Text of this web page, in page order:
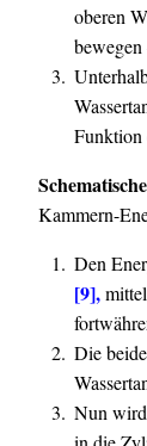
oberen
Funktion
Kammern-
Den
[9],
Die
Nun